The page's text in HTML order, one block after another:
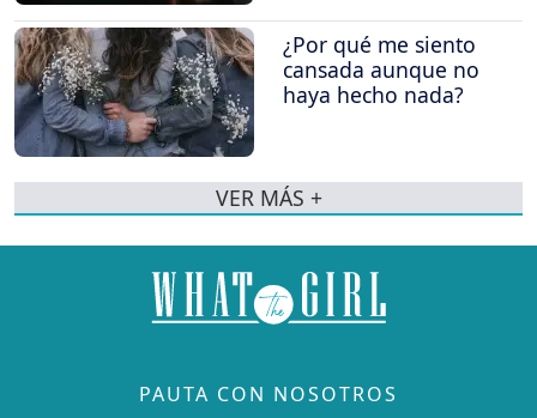
¿Por qué me siento
cansada aunque no
haya hecho nada?
VER MÁS +
PAUTA CON NOSOTROS